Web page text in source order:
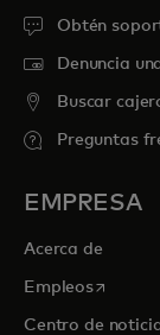
Obtén
Denuncia
Buscar
Preguntas
EMPRESA
Acerca de
Empleosse abre
Centro de